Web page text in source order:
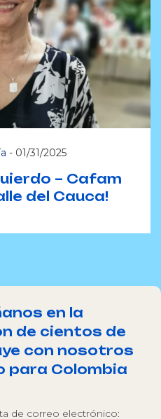
- 01/31/2025
– Cafam
del Cauca!
en la
de cientos de
con nosotros
para Colombia
de correo electrónico: